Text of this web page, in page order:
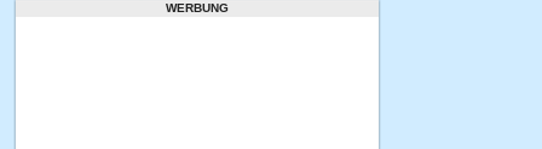
WERBUNG